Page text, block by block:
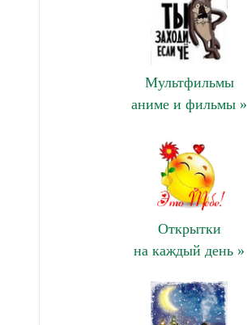
Мультфильмы
аниме и фильмы »
Открытки
на каждый день »